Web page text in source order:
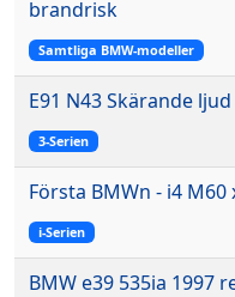
brandrisk
Samtliga BMW-modeller
E91 N43 Skärande
3-Serien
Första BMWn - i4 M60
i-Serien
BMW e39 535ia 1997